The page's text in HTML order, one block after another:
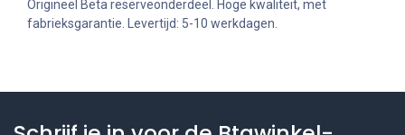
Origineel Beta reserveonderdeel. Hoge kwaliteit, met
fabrieksgarantie. Levertijd: 5-10 werkdagen.